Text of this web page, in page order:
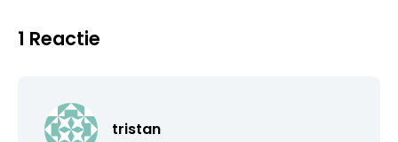
1 Reactie
tristan